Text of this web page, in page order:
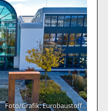
Foto/Grafik: Eurobaustoff